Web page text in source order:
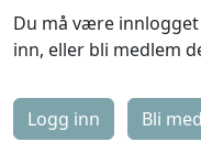
Du må være
inn, eller bli medlem
Logg inn